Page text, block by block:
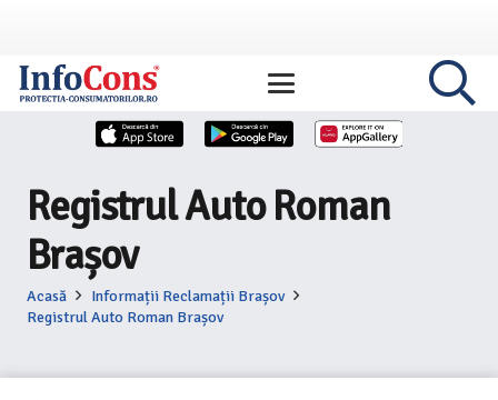
Registrul Auto Roman
Brașov
Acasă
Informații Reclamații Brașov
Registrul Auto Roman Brașov